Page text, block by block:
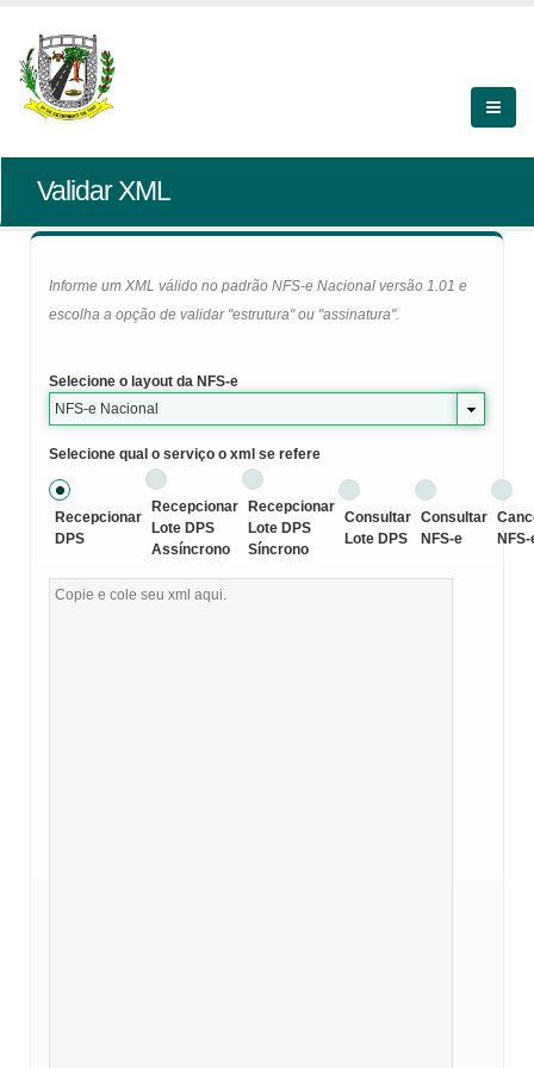
Validar XML
Informe um XML válido no padrão NFS-e Nacional versão 1.01 e
escolha a opção de validar "estrutura" ou "assinatura".
Selecione o layout da NFS-e
NFS-e Nacional
Selecione qual o serviço o xml se refere
Recepcionar
DPS
Recepcionar
Lote DPS
Assíncrono
Recepcionar
Lote DPS
Síncrono
Consultar
Lote DPS
Consultar
NFS-e
NFS-